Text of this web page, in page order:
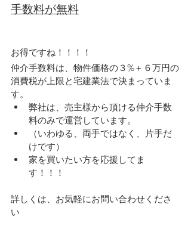
手数料が無料
お得ですね！！！！
仲介手数料は、物件価格の３%＋６万円の
消費税が上限と宅建業法で決まっていま
す。
弊社は、売主様から頂ける仲介手数
料のみで運営しています。
（いわゆる、両手ではなく、片手だ
けです）
家を買いたい方を応援してま
す！！！
詳しくは、お気軽にお問い合わせくださ
い